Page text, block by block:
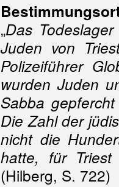
„Das
Juden von
Polizeiführer
wurden Juden
Sabba
Die Zahl der
nicht die
hatte, für Triest
(Hilberg, S. 722)